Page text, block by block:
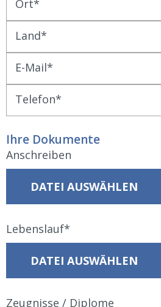
Ort
Land
E-Mail
Telefon
Ihre Dokumente
Anschreiben
DATEI AUSWÄHLEN
Lebenslauf
DATEI AUSWÄHLEN
Zeugnisse / Diplome